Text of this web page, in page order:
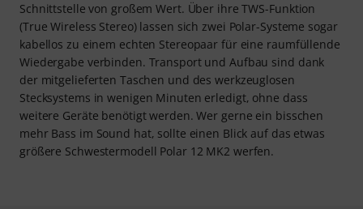
Schnittstelle von großem Wert. Über ihre TWS-Funktion
(True Wireless Stereo) lassen sich zwei Polar-Systeme sogar
kabellos zu einem echten Stereopaar für eine raumfüllende
Wiedergabe verbinden. Transport und Aufbau sind dank
der mitgelieferten Taschen und des werkzeuglosen
Stecksystems in wenigen Minuten erledigt, ohne dass
weitere Geräte benötigt werden. Wer gerne ein bisschen
mehr Bass im Sound hat, sollte einen Blick auf das etwas
größere Schwestermodell Polar 12 MK2 werfen.